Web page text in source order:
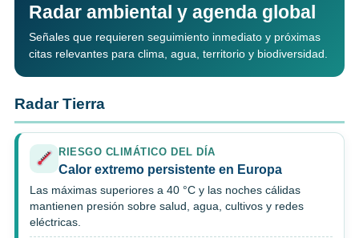
Radar ambiental y agenda global
Señales que requieren seguimiento inmediato y próximas
citas relevantes para clima, agua, territorio y biodiversidad.
Radar Tierra
RIESGO CLIMÁTICO DEL DÍA
Calor extremo persistente en Europa
Las máximas superiores a 40 °C y las noches cálidas
mantienen presión sobre salud, agua, cultivos y redes
eléctricas.